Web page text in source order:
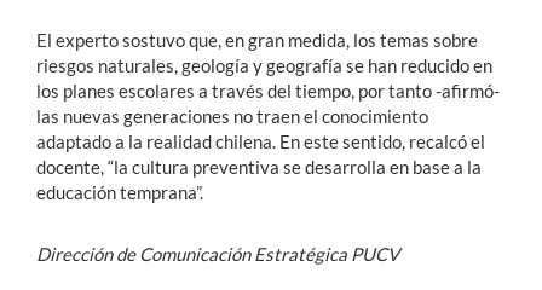
El experto sostuvo que, en gran medida, los temas sobre
riesgos naturales, geología y geografía se han reducido en
los planes escolares a través del tiempo, por tanto -afirmó-
las nuevas generaciones no traen el conocimiento
adaptado a la realidad chilena. En este sentido, recalcó el
docente, “la cultura preventiva se desarrolla en base a la
educación temprana”.
Dirección de Comunicación Estratégica PUCV